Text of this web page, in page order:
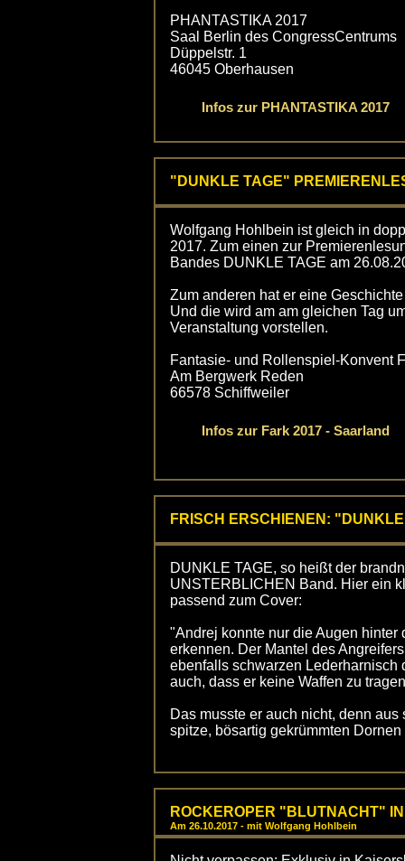
PHANTASTIKA 2017
Saal Berlin des CongressCentrums
Düppelstr. 1
46045 Oberhausen
Infos zur PHANTASTIKA 2017
"DUNKLE TAGE"
Wolfgang Hohlbein ist gleich in
2017. Zum einen zur
Bandes DUNKLE TAGE am
Zum anderen hat er eine
Und die wird am am gleichen Tag
Veranstaltung vorstellen.
Fantasie- und Rollenspiel-Konvent
Am Bergwerk Reden
66578 Schiffweiler
Infos zur Fark 2017 - Saarland
FRISCH ERSCHIENEN:
DUNKLE TAGE, so heißt der
UNSTERBLICHEN Band. Hier ein
passend zum Cover:
"Andrej konnte nur die Augen
erkennen. Der Mantel des
ebenfalls schwarzen Lederharnisch
auch, dass er keine Waffen zu
Das musste er auch nicht, denn
spitze, bösartig gekrümmten Dornen
ROCKEROPER "BLUTNACHT"
Am 26.10.2017 - mit Wolfgang Hohlbein